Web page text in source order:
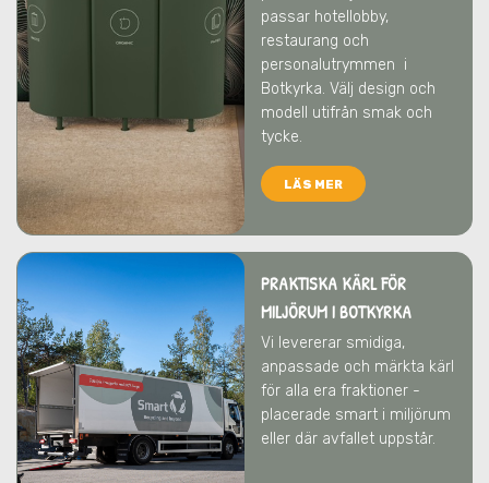
passar hotellobby,
restaurang och
personalutrymmen i
Botkyrka. Välj design och
modell utifrån smak och
tycke.
LÄS MER
PRAKTISKA KÄRL FÖR
MILJÖRUMI BOTKYRKA
Vi levererar smidiga,
anpassade och märkta kärl
för alla era fraktioner -
placerade smart i miljörum
eller där avfallet uppstår.